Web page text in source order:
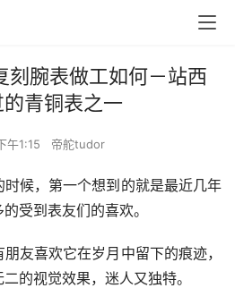
刻腕表做工如何－站西
青铜表之一
午1:15 帝舵tudor
候，第一个想到的就是最近几年
受到表友们的喜欢。
友喜欢它在岁月中留下的痕迹，
的视觉效果，迷人又独特。